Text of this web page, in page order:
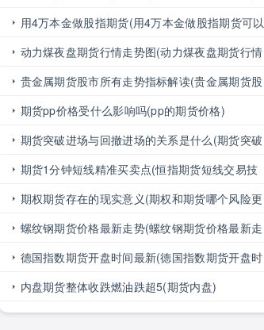
用4万本金做股指期货(用4万本金做股指期货可以
吗)
动力煤夜盘期货行情走势图(动力煤夜盘期货行情
走势图最新)
贵金属期货股市所有走势指标解读(贵金属期货股
市所有走势指标解读图)
期货pp价格受什么影响吗(pp的期货价格)
期货突破进场与回撤进场的关系是什么(期货突破
进场与回撤进场的关系是什么意思)
期货1分钟短线精准买卖点(恒指期货短线交易技
巧大全)
期权期货存在的现实意义(期权和期货哪个风险更
大)
螺纹钢期货价格最新走势(螺纹钢期货价格最新走
势图)
德国指数期货开盘时间最新(德国指数期货开盘时
间最新消息)
内盘期货整体收跌燃油跌超5(期货内盘)